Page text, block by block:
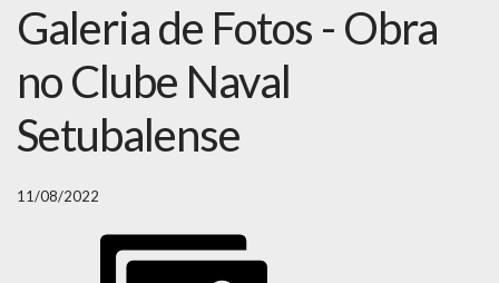
Galeria de Fotos - Obra
no Clube Naval
Setubalense
11/08/2022